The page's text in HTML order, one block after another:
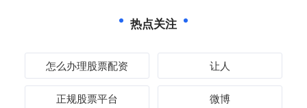
热点关注
怎么办理股票配资 让人
正规股票平台 微博